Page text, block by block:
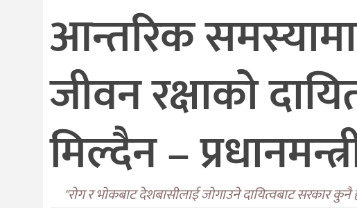
आन्तरिक
जीवन रक्षाको
मिल्दैन –
"रोग र भोकबाट देशबासीलाई जोगाउने दायित्वबाट सरकार